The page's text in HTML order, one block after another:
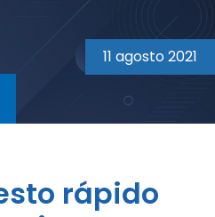
11 agosto 2021
rápido